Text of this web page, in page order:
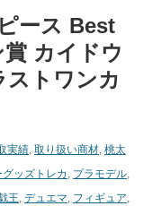
ース Best
カイドウ
トワンカ
実績, 取り扱い商材, 桃太
グッズ トレカ , プラモデル,
王, デュエマ, フィギュア,